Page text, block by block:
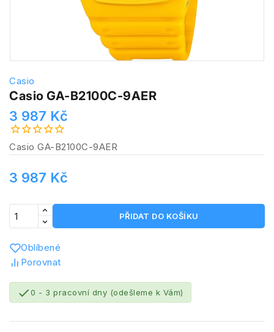
Casio
Casio GA-B2100C-9AER
3 987 Kč
Casio GA-B2100C-9AER
3 987 Kč
PŘIDAT DO KOŠÍKU
Oblíbené
Porovnat
0 - 3 pracovní dny (odešleme k Vám)